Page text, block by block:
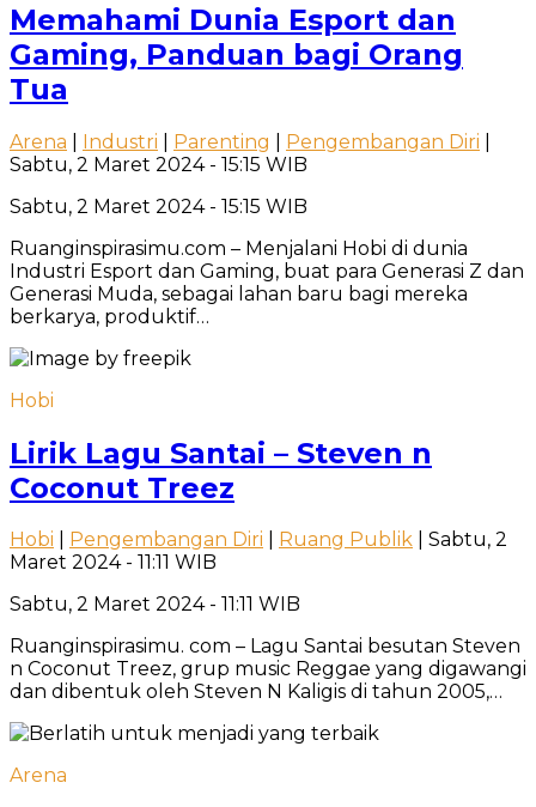
Memahami Dunia Esport dan
Gaming, Panduan bagi Orang
Tua
Arena Industri Parenting Pengembangan Diri
Sabtu, 2 Maret 2024 - 15:15 WIB
Sabtu, 2 Maret 2024 - 15:15 WIB
Ruanginspirasimu.com – Menjalani Hobi di dunia
Industri Esport dan Gaming, buat para Generasi Z dan
Generasi Muda, sebagai lahan baru bagi mereka
berkarya, produktif…
Hobi
Lirik Lagu Santai – Steven n
Coconut Treez
Hobi Pengembangan Diri Ruang Publik | Sabtu, 2
Maret 2024 - 11:11 WIB
Sabtu, 2 Maret 2024 - 11:11 WIB
Ruanginspirasimu. com – Lagu Santai besutan Steven
n Coconut Treez, grup music Reggae yang digawangi
dan dibentuk oleh Steven N Kaligis di tahun 2005,…
Arena